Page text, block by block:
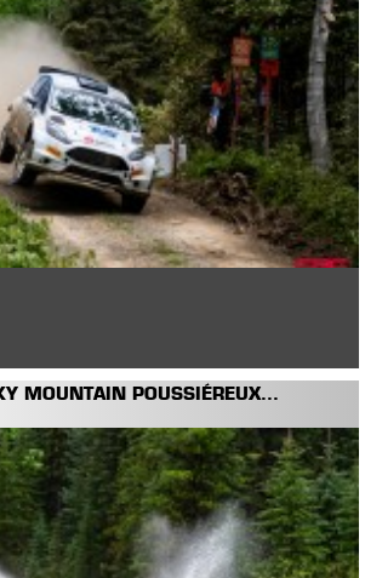
MOUNTAIN POUSSIÉREUX...